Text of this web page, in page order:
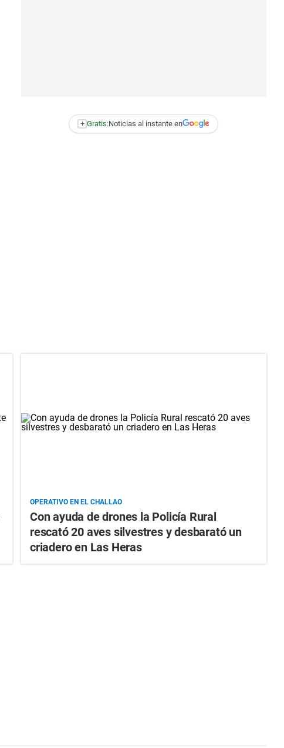
+ Gratis:Noticias al instante en
OPERATIVO EN EL CHALLAO
Con ayuda de drones la Policía Rural
rescató 20 aves silvestres y desbarató un
criadero en Las Heras